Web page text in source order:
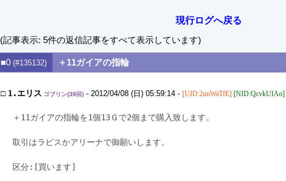
現行ログへ戻る
(記事表示: 5件の返信記事をすべて表示しています)
■0 (#135132) ＋11ガイアの指輪
□ 1.エリス ゴブリン(39回)- 2012/04/08 (日) 05:59:14 - [UID:2unWaTfE] [NID:QcvkUIAo]
＋11ガイアの指輪を1個13Ｇで2個まで購入致します。
取引はラピスかアリーナで御願いします。
区分:[買います]